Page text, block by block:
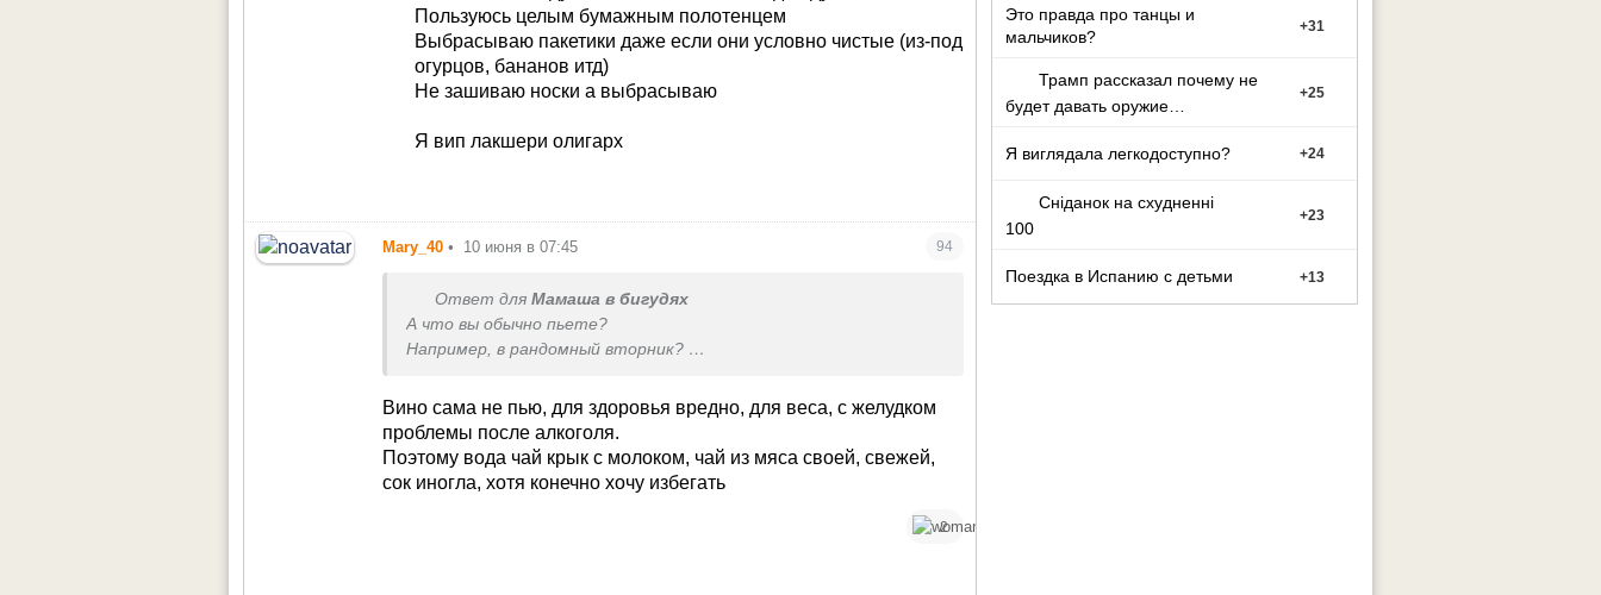
Пользуюсь целым бумажным полотенцем
Выбрасываю пакетики даже если они условно чистые (из-под
огурцов, бананов итд)
Не зашиваю носки а выбрасываю
Я вип лакшери олигарх
Mary_40 • 10 июня в 07:45 94
Ответ для Мамаша в бигудях
А что вы обычно пьете?
Например, в рандомный вторник?
Вино сама не пью, для здоровья вредно, для веса, с желудком
проблемы после алкоголя.
Поэтому вода чай крык с молоком, чай из мяса своей, свежей,
сок иногла, хотя конечно хочу избегать
2
Это правда про танцы и
мальчиков?
+31
Трамп рассказал почему не
будет давать оружие
+25
Я виглядала легкодоступно? +24
Сніданок на схудненні
100
+23
Поездка в Испанию с детьми +13